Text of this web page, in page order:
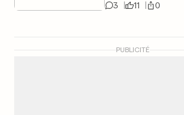
3 11 0
PUBLICITÉ